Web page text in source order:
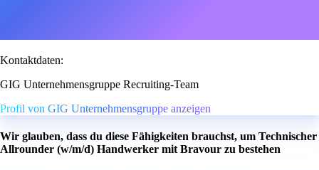
Kontaktdaten:
GIG Unternehmensgruppe Recruiting-Team
Profil von GIG Unternehmensgruppe anzeigen
Wir glauben, dass du diese Fähigkeiten brauchst, um Technischer
Allrounder (w/m/d) Handwerker mit Bravour zu bestehen